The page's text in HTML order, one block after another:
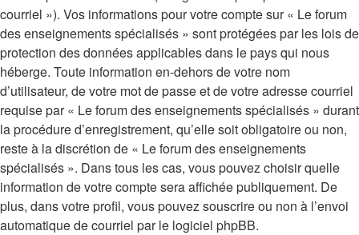
courriel »). Vos informations pour votre compte sur « Le forum
des enseignements spécialisés » sont protégées par les lois de
protection des données applicables dans le pays qui nous
héberge. Toute information en-dehors de votre nom
d’utilisateur, de votre mot de passe et de votre adresse courriel
requise par « Le forum des enseignements spécialisés » durant
la procédure d’enregistrement, qu’elle soit obligatoire ou non,
reste à la discrétion de « Le forum des enseignements
spécialisés ». Dans tous les cas, vous pouvez choisir quelle
information de votre compte sera affichée publiquement. De
plus, dans votre profil, vous pouvez souscrire ou non à l’envoi
automatique de courriel par le logiciel phpBB.